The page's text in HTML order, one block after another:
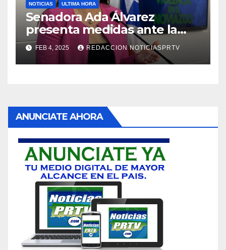
NOTICIAS ULTIMA HORA
Senadora Ada Álvarez
presenta medidas ante la
violencia en el noviazgo
FEB 4, 2025 REDACCION NOTICIASPRTV
ANUNCIATE AHORA